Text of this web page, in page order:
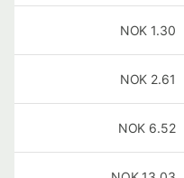
1.30
NOK
2.61
NOK
6.52
NOK